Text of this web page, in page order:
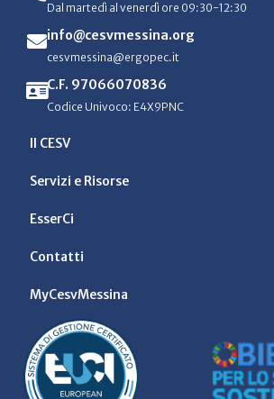
Dal martedì al venerdì ore 09:30-12:30
info@cesvmessina.org
cesvmessina@ergopec.it
C.F. 97066070836
Codice Univoco: E4X9PNC
Il CESV
Servizi e Risorse
EsserCi
Contatti
MyCesvMessina